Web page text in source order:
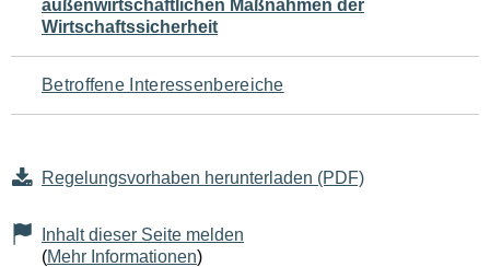
für
den
Seiteninhalt
außenwirtschaftlichen Maßnahmen der
Wirtschaftssicherheit
Betroffene Interessenbereiche
Regelungsvorhaben herunterladen (PDF)
Inhalt dieser Seite melden
(Mehr Informationen)